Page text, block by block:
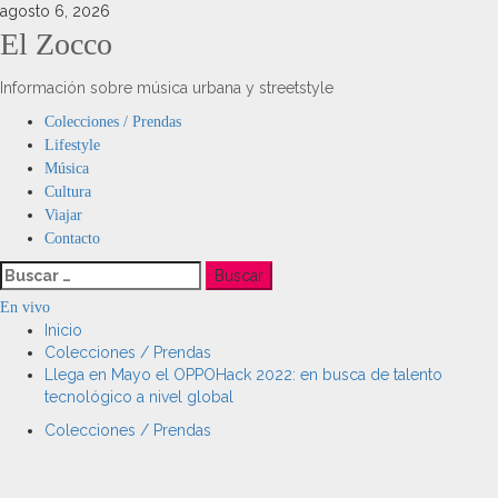
Saltar
al
contenido
agosto 6, 2026
El Zocco
Información sobre música urbana y streetstyle
Menú
principal
Colecciones / Prendas
Lifestyle
Música
Cultura
Viajar
Contacto
Buscar:
En vivo
Inicio
Colecciones / Prendas
Llega en Mayo el OPPOHack 2022: en busca de talento
tecnológico a nivel global
Colecciones / Prendas